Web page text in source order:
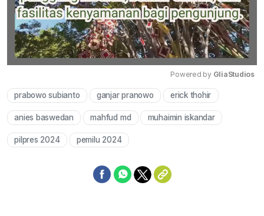
Mute
Powered by GliaStudios
prabowo subianto ganjar pranowo erick thohir
anies baswedan mahfud md muhaimin iskandar
pilpres 2024 pemilu 2024